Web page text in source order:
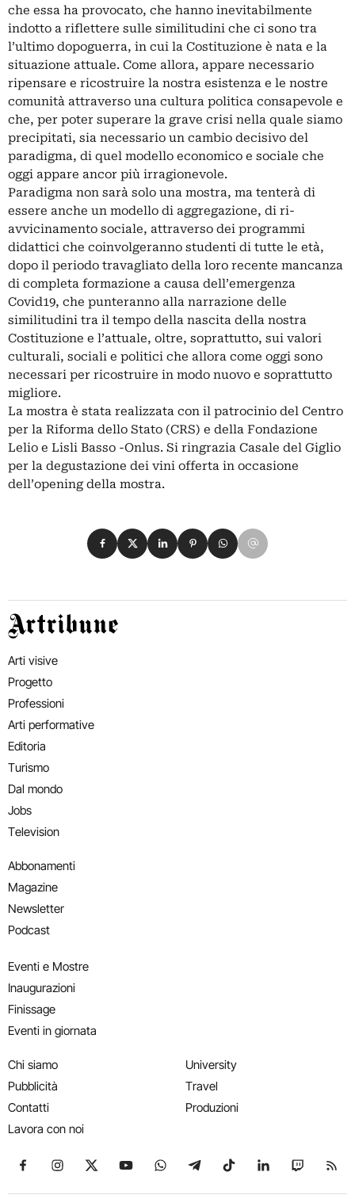
che essa ha provocato, che hanno inevitabilmente
indotto a riflettere sulle similitudini che ci sono tra
l’ultimo dopoguerra, in cui la Costituzione è nata e la
situazione attuale. Come allora, appare necessario
ripensare e ricostruire la nostra esistenza e le nostre
comunità attraverso una cultura politica consapevole e
che, per poter superare la grave crisi nella quale siamo
precipitati, sia necessario un cambio decisivo del
paradigma, di quel modello economico e sociale che
oggi appare ancor più irragionevole.
Paradigma non sarà solo una mostra, ma tenterà di
essere anche un modello di aggregazione, di ri-
avvicinamento sociale, attraverso dei programmi
didattici che coinvolgeranno studenti di tutte le età,
dopo il periodo travagliato della loro recente mancanza
di completa formazione a causa dell’emergenza
Covid19, che punteranno alla narrazione delle
similitudini tra il tempo della nascita della nostra
Costituzione e l’attuale, oltre, soprattutto, sui valori
culturali, sociali e politici che allora come oggi sono
necessari per ricostruire in modo nuovo e soprattutto
migliore.
La mostra è stata realizzata con il patrocinio del Centro
per la Riforma dello Stato (CRS) e della Fondazione
Lelio e Lisli Basso -Onlus. Si ringrazia Casale del Giglio
per la degustazione dei vini offerta in occasione
dell’opening della mostra.
Condividi su Facebook
Condividi su X
Condividi su LinkedIn
Condividi su Pinterest
Condividi su WhatsApp
Condividi su Email
Artribune
Arti visive
Progetto
Professioni
Arti performative
Editoria
Turismo
Dal mondo
Jobs
Television
Abbonamenti
Magazine
Newsletter
Podcast
Eventi e Mostre
Inaugurazioni
Finissage
Eventi in giornata
Chi siamo
Pubblicità
Contatti
Lavora con noi
University
Travel
Produzioni
Seguici su Facebook
Seguici su Instagram
Seguici su X
Seguici su YouTube
Seguici su WhatsApp
Seguici su Telegram
Seguici su TikTok
Seguici su
Seguici